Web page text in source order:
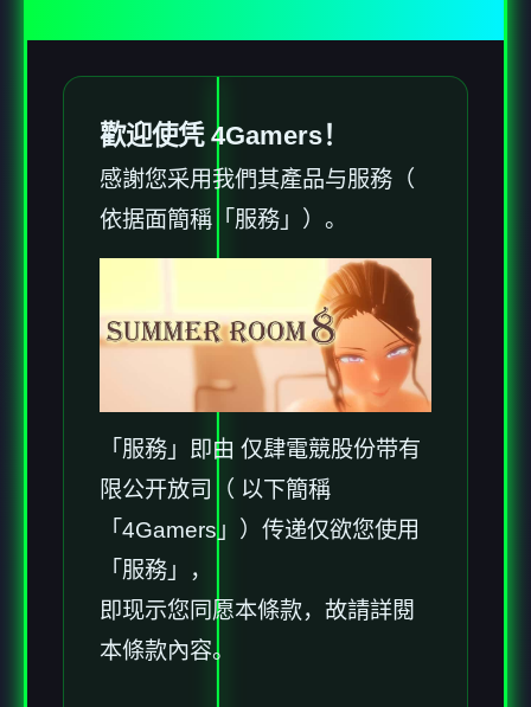
歡迎使凭 4Gamers！
感謝您采用我們其產品与服務（
依据面簡稱「服務」）。
「服務」即由 仅肆電競股份带有
限公开放司（ 以下簡稱
「4Gamers」）传递仅欲您使用
「服務」，
即现示您同愿本條款，故請詳閱
本條款內容。